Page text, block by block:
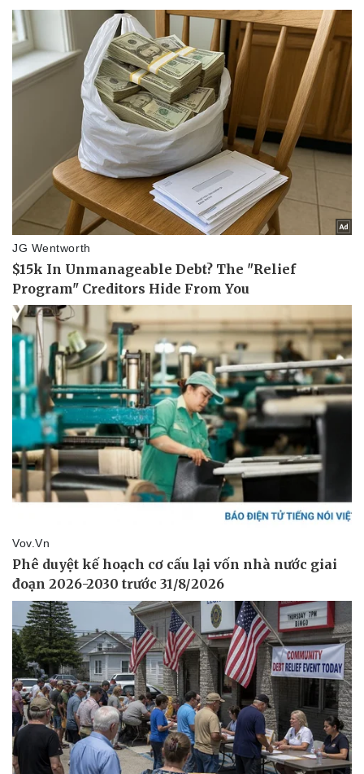
Pháp luật
Vụ án
Tin nóng
Tư vấn luật
Quân sự - Quốc phòng
Vũ khí
Việt Nam
Phân tích